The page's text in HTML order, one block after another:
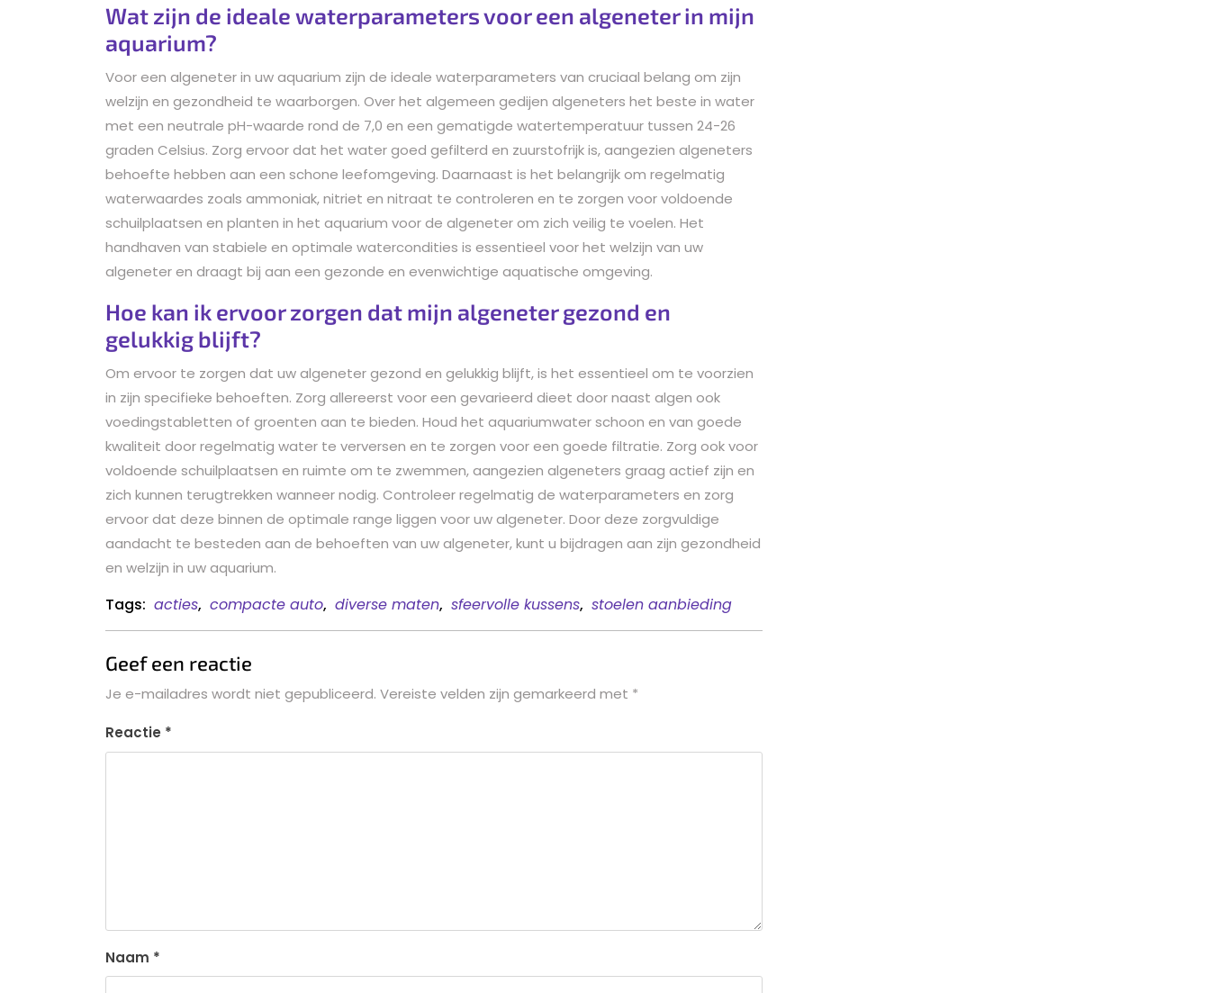
Wat zijn de ideale waterparameters voor een algeneter in mijn
aquarium?
Voor een algeneter in uw aquarium zijn de ideale waterparameters van cruciaal belang om zijn
welzijn en gezondheid te waarborgen. Over het algemeen gedijen algeneters het beste in water
met een neutrale pH-waarde rond de 7,0 en een gematigde watertemperatuur tussen 24-26
graden Celsius. Zorg ervoor dat het water goed gefilterd en zuurstofrijk is, aangezien algeneters
behoefte hebben aan een schone leefomgeving. Daarnaast is het belangrijk om regelmatig
waterwaardes zoals ammoniak, nitriet en nitraat te controleren en te zorgen voor voldoende
schuilplaatsen en planten in het aquarium voor de algeneter om zich veilig te voelen. Het
handhaven van stabiele en optimale watercondities is essentieel voor het welzijn van uw
algeneter en draagt bij aan een gezonde en evenwichtige aquatische omgeving.
Hoe kan ik ervoor zorgen dat mijn algeneter gezond en
gelukkig blijft?
Om ervoor te zorgen dat uw algeneter gezond en gelukkig blijft, is het essentieel om te voorzien
in zijn specifieke behoeften. Zorg allereerst voor een gevarieerd dieet door naast algen ook
voedingstabletten of groenten aan te bieden. Houd het aquariumwater schoon en van goede
kwaliteit door regelmatig water te verversen en te zorgen voor een goede filtratie. Zorg ook voor
voldoende schuilplaatsen en ruimte om te zwemmen, aangezien algeneters graag actief zijn en
zich kunnen terugtrekken wanneer nodig. Controleer regelmatig de waterparameters en zorg
ervoor dat deze binnen de optimale range liggen voor uw algeneter. Door deze zorgvuldige
aandacht te besteden aan de behoeften van uw algeneter, kunt u bijdragen aan zijn gezondheid
en welzijn in uw aquarium.
Tags: acties, compacte auto, diverse maten, sfeervolle kussens, stoelen aanbieding
Geef een reactie
Je e-mailadres wordt niet gepubliceerd. Vereiste velden zijn gemarkeerd met *
Reactie *
Naam *